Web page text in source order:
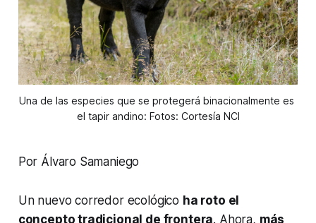
Una de las especies que se protegerá binacionalmente es
el tapir andino: Fotos: Cortesía NCI
Por Álvaro Samaniego
Un nuevo corredor ecológico ha roto el
concepto tradicional de frontera. Ahora, más